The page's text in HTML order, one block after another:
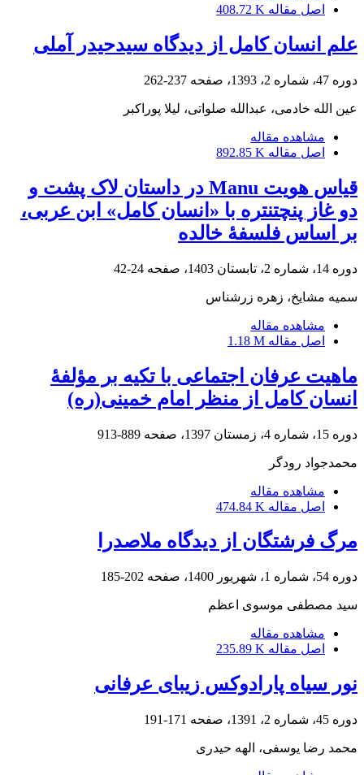
اصل مقاله 408.72 K
علم انسان کامل از دیدگاه سیدحیدر آملی
دوره 47، شماره 2، 1393، صفحه 237-262
عین الله خادمی، عبدالله صلواتی، لیلا پوراکبر
مشاهده مقاله
اصل مقاله 892.85 K
قیاس هویت Manu در داستان لاک پشت و
دو غاز پنچتنتره با «انسان کامل» ابن عربی،
بر اساس فلسفۀ خالده
دوره 14، شماره 2، تابستان 1403، صفحه 24-42
سمیه مشایخ، زهره زرشناس
مشاهده مقاله
اصل مقاله 1.18 M
ماهیت عرفان اجتماعی با تکیه بر مؤلفۀ
انسان کامل از منظر امام خمینی(ره)
دوره 15، شماره 4، زمستان 1397، صفحه 889-913
محمدجواد رودگر
مشاهده مقاله
اصل مقاله 474.84 K
مرگ فرشتگان از دیدگاه ملاصدرا
دوره 54، شماره 1، شهریور 1400، صفحه 202-185
سید مصطفی موسوی اعظم
مشاهده مقاله
اصل مقاله 235.89 K
نور سیاه پارادوکس زیبای عرفانی
دوره 45، شماره 2، 1391، صفحه 171-191
محمد رضا یوسفی، الهه حیدری